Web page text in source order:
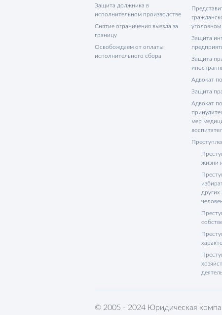
Защита должника в
исполнительном производстве
Снятие ограничения выезда за
границу
Освобождаем от оплаты
исполнительного сбора
уголовном
Защита
Защита
Адвокат
Защита
Адвокат
мер
жизни
© 2005 - 2024 Юридическая